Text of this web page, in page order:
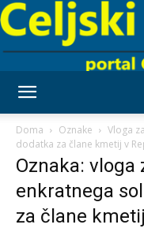
Doma Oznake
Vloga
dodatka za člane kmetij v
Oznaka: vloga
enkratnega
za člane